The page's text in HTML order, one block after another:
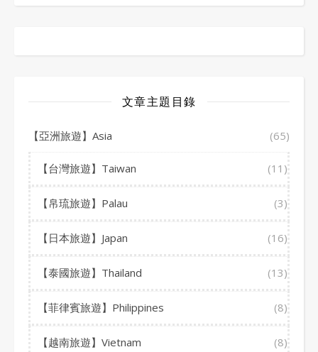
文章主題目錄
【亞洲旅遊】Asia (65)
【台灣旅遊】Taiwan (11)
【帛琉旅遊】Palau (3)
【日本旅遊】Japan (16)
【泰國旅遊】Thailand (13)
【菲律賓旅遊】Philippines (8)
【越南旅遊】Vietnam (8)